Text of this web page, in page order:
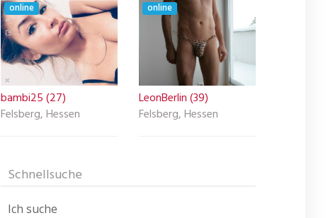
online
bambi25 (27)
Felsberg, Hessen
online
LeonBerlin (39)
Felsberg, Hessen
Schnellsuche
Ich suche